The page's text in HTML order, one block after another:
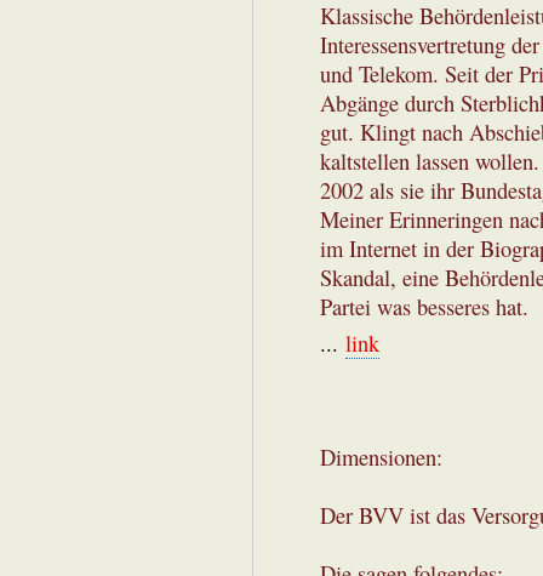
Klassische
Interessensvertretung
und Telekom. Seit der
Abgänge durch
gut. Klingt nach
kaltstellen lassen
2002 als sie ihr
Meiner Erinneringen
im Internet in der
Skandal, eine
Partei was besseres hat.
... link
Dimensionen:
Der BVV ist das